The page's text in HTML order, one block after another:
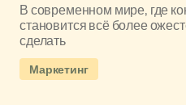
В современном мире, где
становится всё более
сделать
Маркетинг